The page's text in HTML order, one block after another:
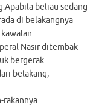
beliau sedang
di belakangnya
Nasir ditembak
bergerak
belakang,
rakannya